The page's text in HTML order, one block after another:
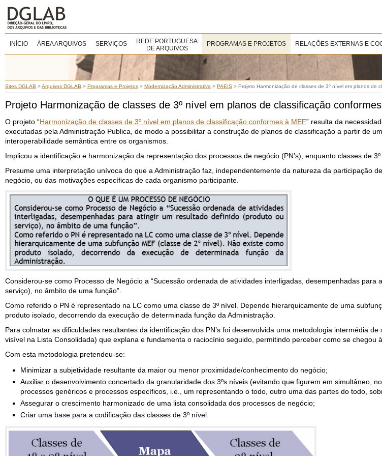
INÍCIO ÁREA ARQUIVOS SERVIÇOS
REDE PORTUGUESA
DE ARQUIVOS
PROGRAMAS E PROJETOS RELAÇÕES EXTERNAS E
Sites DGLAB >Arquivos DGLAB > Programas e Projetos > Modernização Administrativa > PAEIS > Projeto Harmonização de classes de 3º nível em planos de
Projeto Harmonização de classes de 3º nível em planos de classificação
O projeto “Harmonização de classes de 3º nível em planos de classificação conformes à MEF” resulta da
executadas pela Administração Publica, de modo a possibilitar a construção de planos de classificação a partir de
interoperabilidade semântica entre os organismos.
Implicou a identificação e harmonização da representação dos processos de negócio (PN’s), enquanto classes de
Presume uma interpretação unívoca do que a Administração faz, independentemente da natureza da participação
negócio, ou das motivações específicas de cada organismo participante.
Considerou-se como Processo de Negócio a “Sucessão ordenada de atividades interligadas, desempenhadas para
serviço), no âmbito de uma função”.
Como referido o PN é representado na LC como uma classe de 3º nível. Depende hierarquicamente de uma
produto isolado, decorrendo da execução de determinada função da Administração.
Para colmatar as dificuldades resultantes da identificação dos PN’s foi desenvolvida uma metodologia intermédia
visível na Lista Consolidada) que explana e fundamenta o raciocínio seguido, permitindo perceber como se chegou
Com esta metodologia pretendeu-se:
Minimizar a subjetividade resultante da maior ou menor proximidade/conhecimento do negócio;
Auxiliar o desenvolvimento concertado da granularidade dos 3ºs níveis (evitando que figurem em simultâneo,
processos genéricos e processos específicos, i.e., um representando o todo, outro uma das partes do todo,
Assegurar o crescimento harmonizado de uma lista consolidada dos processos de negócio;
Criar uma base para a codificação das classes de 3º nível.